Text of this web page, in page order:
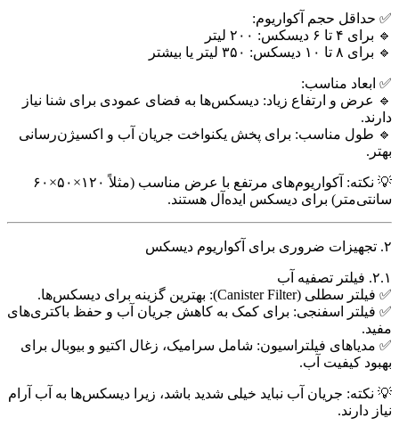
✅ حداقل حجم آکواریوم:
🔹 برای ۴ تا ۶ دیسکس: ۲۰۰ لیتر
🔹 برای ۸ تا ۱۰ دیسکس: ۳۵۰ لیتر یا بیشتر
✅ ابعاد مناسب:
🔹 عرض و ارتفاع زیاد: دیسکس‌ها به فضای عمودی برای شنا نیاز
دارند.
🔹 طول مناسب: برای پخش یکنواخت جریان آب و اکسیژن‌رسانی
بهتر.
💡 نکته: آکواریوم‌های مرتفع با عرض مناسب (مثلاً ۱۲۰×۵۰×۶۰
سانتی‌متر) برای دیسکس ایده‌آل هستند.
۲. تجهیزات ضروری برای آکواریوم دیسکس
۲.۱. فیلتر تصفیه آب
✅ فیلتر سطلی (Canister Filter): بهترین گزینه برای دیسکس‌ها.
✅ فیلتر اسفنجی: برای کمک به کاهش جریان آب و حفظ باکتری‌های
مفید.
✅ مدیاهای فیلتراسیون: شامل سرامیک، زغال اکتیو و بیوبال برای
بهبود کیفیت آب.
💡 نکته: جریان آب نباید خیلی شدید باشد، زیرا دیسکس‌ها به آب آرام
نیاز دارند.